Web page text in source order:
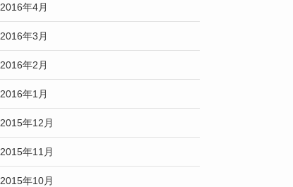
2016年4月
2016年3月
2016年2月
2016年1月
2015年12月
2015年11月
2015年10月